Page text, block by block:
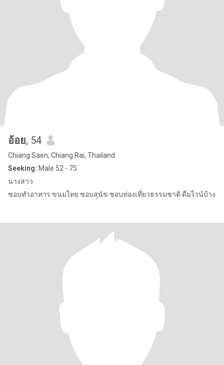
อ้อย, 54
Chiang Saen, Chiang Rai, Thailand
Seeking: Male 52 - 75
นางสาว
ชอบทำอาหาร ขนมไทย ชอบสุนัข ชอบท่องเที่ยวธรรมชาติ ดื่มไวน์บ้าง